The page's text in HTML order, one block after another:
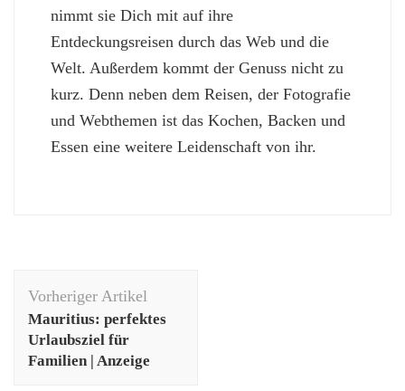
nimmt sie Dich mit auf ihre
Entdeckungsreisen durch das Web und die
Welt. Außerdem kommt der Genuss nicht zu
kurz. Denn neben dem Reisen, der Fotografie
und Webthemen ist das Kochen, Backen und
Essen eine weitere Leidenschaft von ihr.
Vorheriger Artikel
Mauritius: perfektes
Urlaubsziel für
Familien | Anzeige